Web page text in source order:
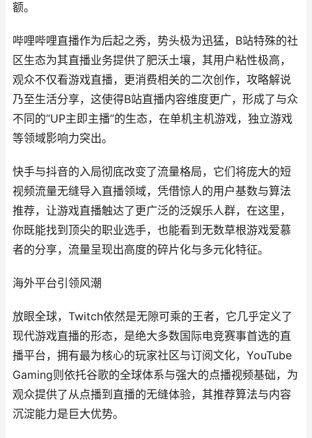
额。
哔哩哔哩直播作为后起之秀，势头极为迅猛，B站特殊的社
区生态为其直播业务提供了肥沃土壤，其用户粘性极高，
观众不仅看游戏直播，更消费相关的二次创作，攻略解说
乃至生活分享，这使得B站直播内容维度更广，形成了与众
不同的“UP主即主播”的生态，在单机主机游戏，独立游戏
等领域影响力突出。
快手与抖音的入局彻底改变了流量格局，它们将庞大的短
视频流量无缝导入直播领域，凭借惊人的用户基数与算法
推荐，让游戏直播触达了更广泛的泛娱乐人群，在这里，
你既能找到顶尖的职业选手，也能看到无数草根游戏爱慕
者的分享，流量呈现出高度的碎片化与多元化特征。
海外平台引领风潮
放眼全球，Twitch依然是无隙可乘的王者，它几乎定义了
现代游戏直播的形态，是绝大多数国际电竞赛事首选的直
播平台，拥有最为核心的玩家社区与订阅文化，YouTube
Gaming则依托谷歌的全球体系与强大的点播视频基础，为
观众提供了从点播到直播的无缝体验，其推荐算法与内容
沉淀能力是巨大优势。